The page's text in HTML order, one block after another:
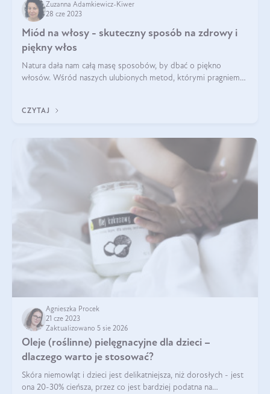
Zuzanna Adamkiewicz-Kiwer
28 cze 2023
Miód na włosy - skuteczny sposób na zdrowy i
piękny włos
Natura dała nam całą masę sposobów, by dbać o piękno
włosów. Wśród naszych ulubionych metod, którymi pragniemy
CZYTAJ
Agnieszka Procek
21 cze 2023
Zaktualizowano 5 sie 2026
Oleje (roślinne) pielęgnacyjne dla dzieci –
dlaczego warto je stosować?
Skóra niemowląt i dzieci jest delikatniejsza, niż dorosłych - jest
ona 20-30% cieńsza, przez co jest bardziej podatna na